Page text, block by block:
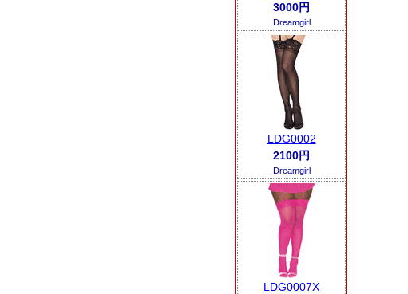
3000円
Dreamgirl
LDG0002
2100円
Dreamgirl
LDG0007X